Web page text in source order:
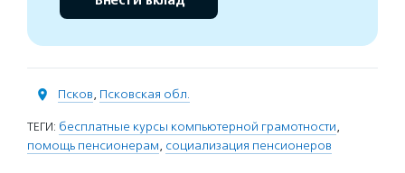
Псков, Псковская обл.
ТЕГИ: бесплатные курсы компьютерной грамотности,
помощь пенсионерам, социализация пенсионеров